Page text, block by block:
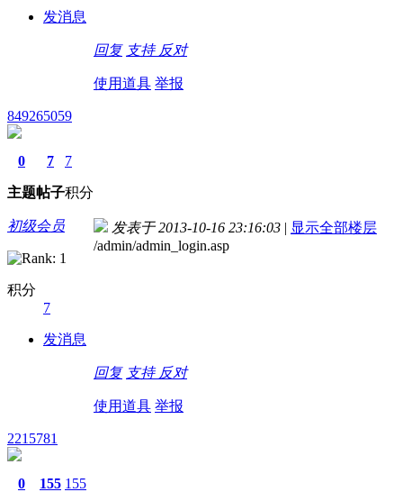
发消息
回复 支持 反对
使用道具 举报
849265059
0
主题
7
帖子
7
积分
初级会员
积分
7
发消息
发表于 2013-10-16 23:16:03 | 显示全部楼层
/admin/admin_login.asp
回复 支持 反对
使用道具 举报
2215781
0 155 155